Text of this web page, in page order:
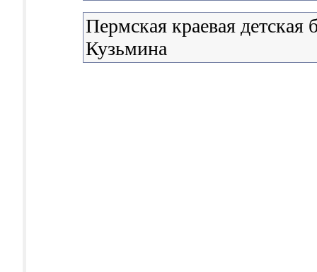
Пермская краевая
Кузьмина